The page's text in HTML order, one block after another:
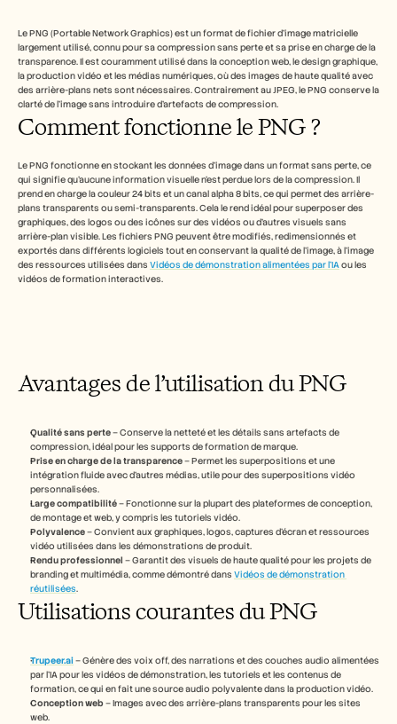
Le PNG (Portable Network Graphics) est un format de fichier d'image matricielle
largement utilisé, connu pour sa compression sans perte et sa prise en charge de la
transparence. Il est couramment utilisé dans la conception web, le design graphique,
la production vidéo et les médias numériques, où des images de haute qualité avec
des arrière-plans nets sont nécessaires. Contrairement au JPEG, le PNG conserve la
clarté de l'image sans introduire d'artefacts de compression.
Comment fonctionne le PNG ?
Le PNG fonctionne en stockant les données d’image dans un format sans perte, ce
qui signifie qu’aucune information visuelle n’est perdue lors de la compression. Il
prend en charge la couleur 24 bits et un canal alpha 8 bits, ce qui permet des arrière-
plans transparents ou semi-transparents. Cela le rend idéal pour superposer des
graphiques, des logos ou des icônes sur des vidéos ou d’autres visuels sans
arrière-plan visible. Les fichiers PNG peuvent être modifiés, redimensionnés et
exportés dans différents logiciels tout en conservant la qualité de l’image, à l’image
des ressources utilisées dans Vidéos de démonstration alimentées par l’IA ou les
vidéos de formation interactives.
Avantages de l’utilisation du PNG
Qualité sans perte – Conserve la netteté et les détails sans artefacts de
compression, idéal pour les supports de formation de marque.
Prise en charge de la transparence – Permet les superpositions et une
intégration fluide avec d’autres médias, utile pour des superpositions vidéo
personnalisées.
Large compatibilité – Fonctionne sur la plupart des plateformes de conception,
de montage et web, y compris les tutoriels vidéo.
Polyvalence – Convient aux graphiques, logos, captures d’écran et ressources
vidéo utilisées dans les démonstrations de produit.
Rendu professionnel – Garantit des visuels de haute qualité pour les projets de
branding et multimédia, comme démontré dans Vidéos de démonstration
réutilisées.
Utilisations courantes du PNG
Trupeer.ai – Génère des voix off, des narrations et des couches audio alimentées
par l’IA pour les vidéos de démonstration, les tutoriels et les contenus de
formation, ce qui en fait une source audio polyvalente dans la production vidéo.
Conception web – Images avec des arrière-plans transparents pour les sites
web.
Témoignages clients
Carrières
Partner Program
CAS D'UTILISATION
Gestion du changement
Activation des ventes
Pré-vente
Marketing produit
Formation
See more
Réserver une démonstration
Commencer l'essai gratuit